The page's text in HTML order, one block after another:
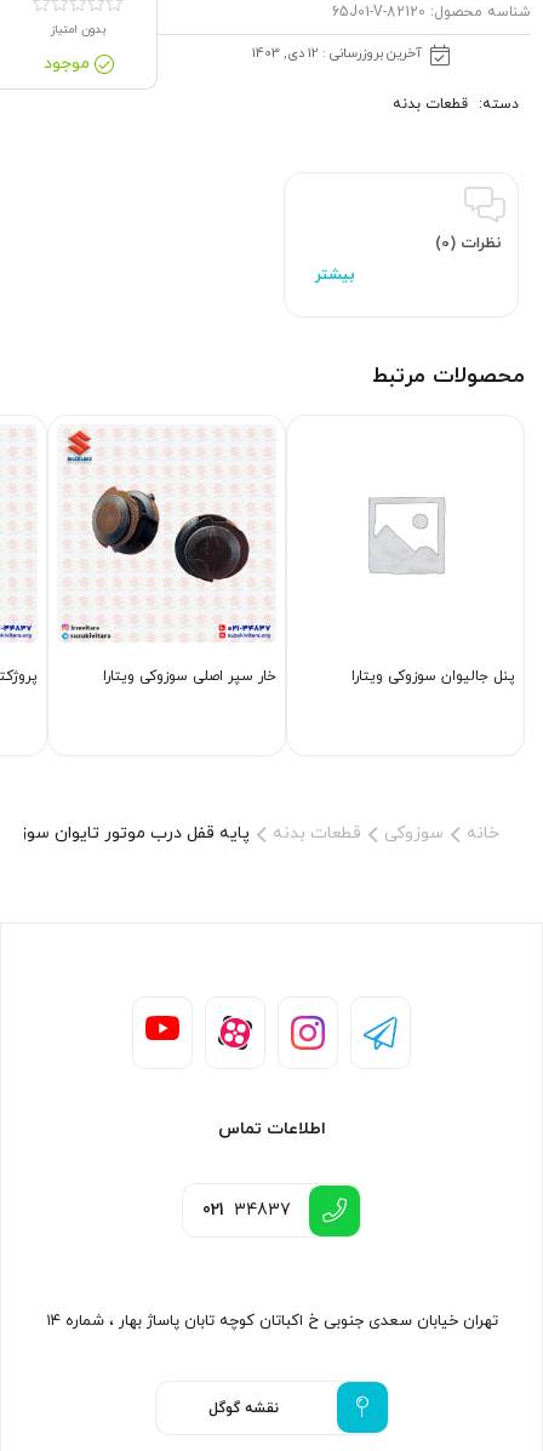
شناسه محصول: 82120-65J01-V
آخرین بروزرسانی : 12 دی, 1403
بدون امتیاز
موجود
دسته: قطعات بدنه
نظرات (0)
محصولات مرتبط
پنل جالیوان سوزوکی ویتارا خار سپر اصلی سوزوکی ویتارا
خانه سوزوکی قطعات بدنه پایه قفل درب موتور تایوان سوزوکی
اطلاعات تماس
021 34837
تهران خیابان سعدی جنوبی خ اکباتان کوچه تابان پاساژ بهار ، شماره ۱۴
نقشه گوگل